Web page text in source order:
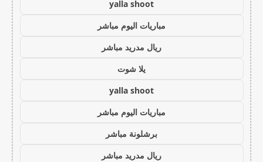
yalla shoot
مباريات اليوم مباشر
ريال مدريد مباشر
يلا شوت
yalla shoot
مباريات اليوم مباشر
برشلونة مباشر
ريال مدريد مباشر